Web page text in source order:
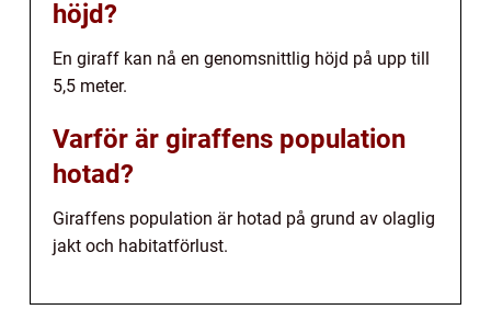
höjd?
En giraff kan nå en genomsnittlig höjd på upp till
5,5 meter.
Varför är giraffens population
hotad?
Giraffens population är hotad på grund av olaglig
jakt och habitatförlust.